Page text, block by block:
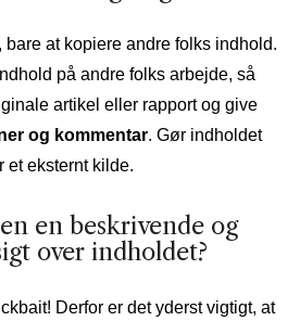
bare at kopiere andre folks indhold.
på andre folks arbejde, så
artikel eller rapport og give
og kommentar. Gør indholdet
et eksternt kilde.
en beskrivende og
over indholdet?
Derfor er det yderst vigtigt, at